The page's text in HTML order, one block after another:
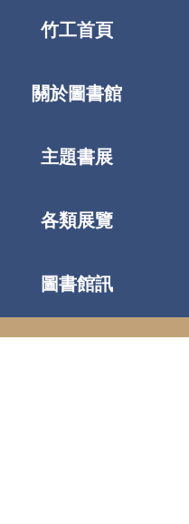
竹工首頁
關於圖書館
主題書展
各類展覽
圖書館訊